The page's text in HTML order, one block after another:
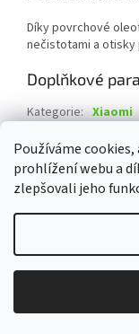
Používáme
prohlížení webu a
zlepšovali jeho
Díky povrchové
nečistotami a otisky
Doplňkové
Kategorie: Xiaomi
Copyright 2026